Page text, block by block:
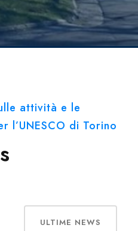
attività e le
l’UNESCO di Torino
ULTIME NEWS